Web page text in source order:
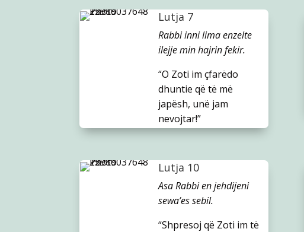
Lutja 7
Rabbi inni lima enzelte
ilejje min hajrin fekir.
“O Zoti im çfarëdo
dhuntie që të më
japësh, unë jam
nevojtar!”
Lutja 10
Asa Rabbi en jehdijeni
sewa’es sebil.
“Shpresoj që Zoti im të